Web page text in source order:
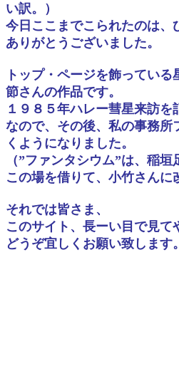
い訳。）
今日ここまでこられたのは、
ありがとうございました。
トップ・ページを飾ってい
節さんの作品です。
１９８５年ハレー彗星来訪
なので、その後、私の事務所
くようになりました。
（”ファンタシウム”は、稲
この場を借りて、小竹さん
それでは皆さま、
このサイト、長ーい目で見て
どうぞ宜しくお願い致します